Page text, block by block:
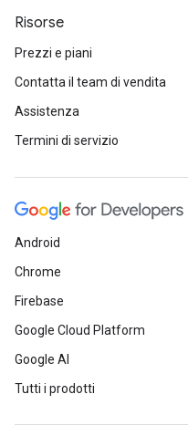
Risorse
Prezzi e piani
Contatta il team di vendita
Assistenza
Termini di servizio
Android
Chrome
Firebase
Google Cloud Platform
Google AI
Tutti i prodotti